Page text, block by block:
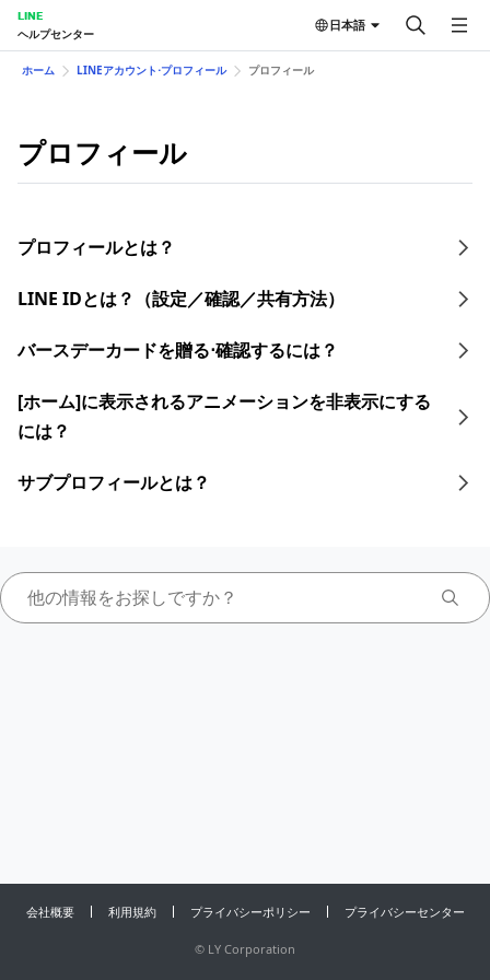
LINE
ヘルプセンター
日本語
ホーム LINEアカウント⋅プロフィール プロフィール
プロフィール
プロフィールとは？
LINE IDとは？（設定／確認／共有方法）​
バースデーカードを贈る⋅確認するには？
[ホーム]に表示されるアニメーションを非表示にする
には？
サブプロフィールとは？
会社概要 利用規約 プライバシーポリシー プライバシーセンター
© LY Corporation